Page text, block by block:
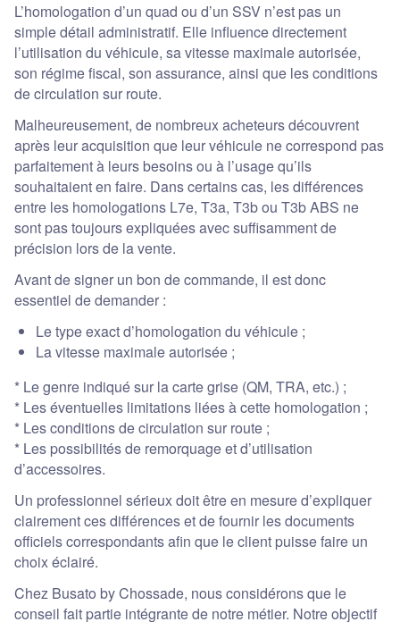
L’homologation d’un quad ou d’un SSV n’est pas un
simple détail administratif. Elle influence directement
l’utilisation du véhicule, sa vitesse maximale autorisée,
son régime fiscal, son assurance, ainsi que les conditions
de circulation sur route.
Malheureusement, de nombreux acheteurs découvrent
après leur acquisition que leur véhicule ne correspond pas
parfaitement à leurs besoins ou à l’usage qu’ils
souhaitaient en faire. Dans certains cas, les différences
entre les homologations L7e, T3a, T3b ou T3b ABS ne
sont pas toujours expliquées avec suffisamment de
précision lors de la vente.
Avant de signer un bon de commande, il est donc
essentiel de demander :
Le type exact d’homologation du véhicule ;
La vitesse maximale autorisée ;
* Le genre indiqué sur la carte grise (QM, TRA, etc.) ;
* Les éventuelles limitations liées à cette homologation ;
* Les conditions de circulation sur route ;
* Les possibilités de remorquage et d’utilisation
d’accessoires.
Un professionnel sérieux doit être en mesure d’expliquer
clairement ces différences et de fournir les documents
officiels correspondants afin que le client puisse faire un
choix éclairé.
Chez Busato by Chossade, nous considérons que le
conseil fait partie intégrante de notre métier. Notre objectif